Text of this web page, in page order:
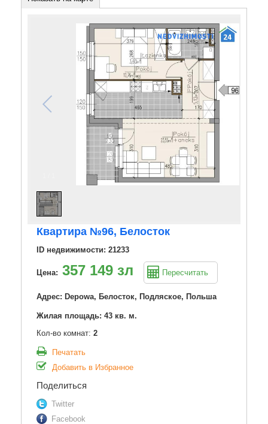
Квартира №96, Белосток
ID недвижимости: 21233
Цена: 357 149 зл Пересчитать
Адрес: Depowa, Белосток, Подляское, Польша
Жилая площадь: 43 кв. м.
Кол-во комнат: 2
Печатать
Добавить в Избранное
Поделиться
Twitter
Facebook